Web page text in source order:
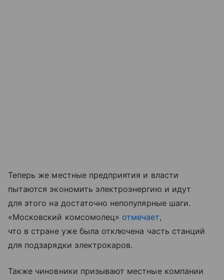
Теперь же местные предприятия и власти
пытаются экономить электроэнергию и идут
для этого на достаточно непопулярные шаги.
«Московский комсомолец» отмечает,
что в стране уже была отключена часть станций
для подзарядки электрокаров.
Также чиновники призывают местные компании